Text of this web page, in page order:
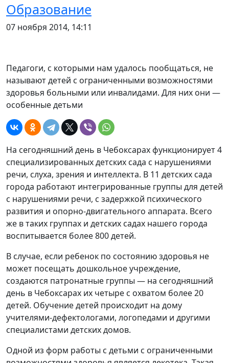
Образование
07 ноября 2014, 14:11
Педагоги, с которыми нам удалось пообщаться, не
называют детей с ограниченными возможностями
здоровья больными или инвалидами. Для них они —
особенные детьми
На сегодняшний день в Чебоксарах функционирует 4
специализированных детских сада с нарушениями
речи, слуха, зрения и интеллекта. В 11 детских сада
города работают интегрированные группы для детей
с нарушениями речи, с задержкой психического
развития и опорно-двигательного аппарата. Всего
же в таких группах и детских садах нашего города
воспитывается более 800 детей.
В случае, если ребенок по состоянию здоровья не
может посещать дошкольное учреждение,
создаются патронатные группы — на сегодняшний
день в Чебоксарах их четыре с охватом более 20
детей. Обучение детей происходит на дому
учителями-дефектологами, логопедами и другими
специалистами детских домов.
Одной из форм работы с детьми с ограниченными